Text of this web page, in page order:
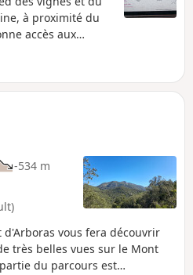
à proximité du
accès aux
Font du Griffe
le mythique Mont
le point de vue
et plaines
Pioch Farrio, le
-534 m
vous fera découvrir
très belles vues sur le Mont
du parcours est